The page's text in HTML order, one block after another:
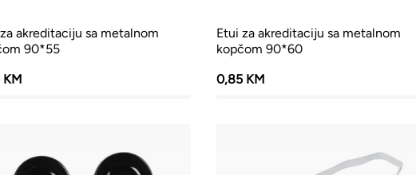
akreditaciju sa metalnom
90*55
Etui za akreditaciju sa metalnom
kopčom 90*60
0,85 KM